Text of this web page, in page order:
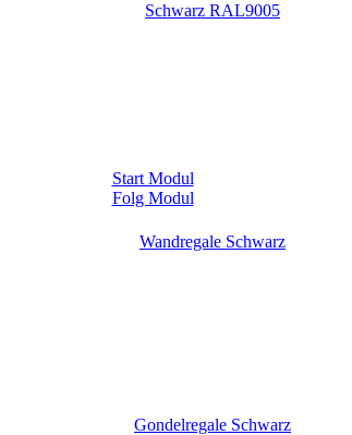
Schwarz RAL9005
Start Modul
Folg Modul
Wandregale Schwarz
Gondelregale Schwarz